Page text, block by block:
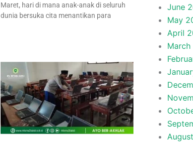
Maret, hari di mana anak-anak di seluruh
dunia bersuka cita menantikan para
June
May
April